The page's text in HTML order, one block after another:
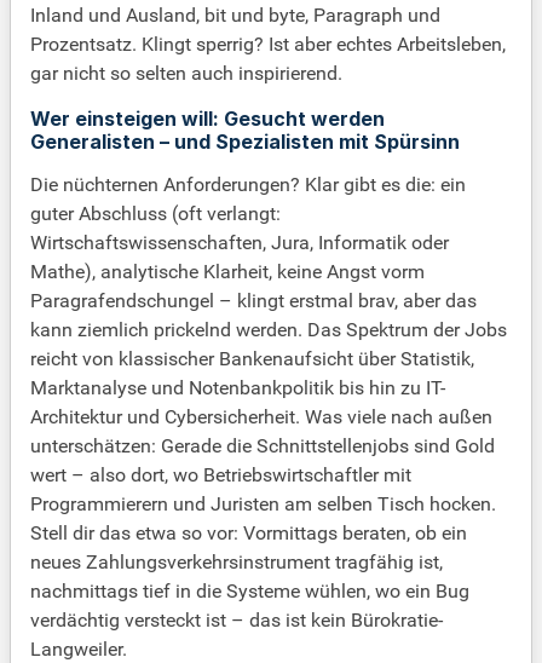
Inland und Ausland, bit und byte, Paragraph und
Prozentsatz. Klingt sperrig? Ist aber echtes Arbeitsleben,
gar nicht so selten auch inspirierend.
Wer einsteigen will: Gesucht werden
Generalisten – und Spezialisten mit Spürsinn
Die nüchternen Anforderungen? Klar gibt es die: ein
guter Abschluss (oft verlangt:
Wirtschaftswissenschaften, Jura, Informatik oder
Mathe), analytische Klarheit, keine Angst vorm
Paragrafendschungel – klingt erstmal brav, aber das
kann ziemlich prickelnd werden. Das Spektrum der Jobs
reicht von klassischer Bankenaufsicht über Statistik,
Marktanalyse und Notenbankpolitik bis hin zu IT-
Architektur und Cybersicherheit. Was viele nach außen
unterschätzen: Gerade die Schnittstellenjobs sind Gold
wert – also dort, wo Betriebswirtschaftler mit
Programmierern und Juristen am selben Tisch hocken.
Stell dir das etwa so vor: Vormittags beraten, ob ein
neues Zahlungsverkehrsinstrument tragfähig ist,
nachmittags tief in die Systeme wühlen, wo ein Bug
verdächtig versteckt ist – das ist kein Bürokratie-
Langweiler.